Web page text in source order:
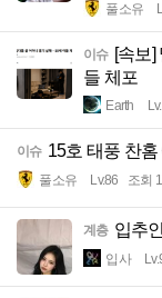
풀소유
이슈 [속보
들 체포
Earth
이슈 15호 태풍 찬홈
풀소유 Lv.86 조회
계층 입추
입사